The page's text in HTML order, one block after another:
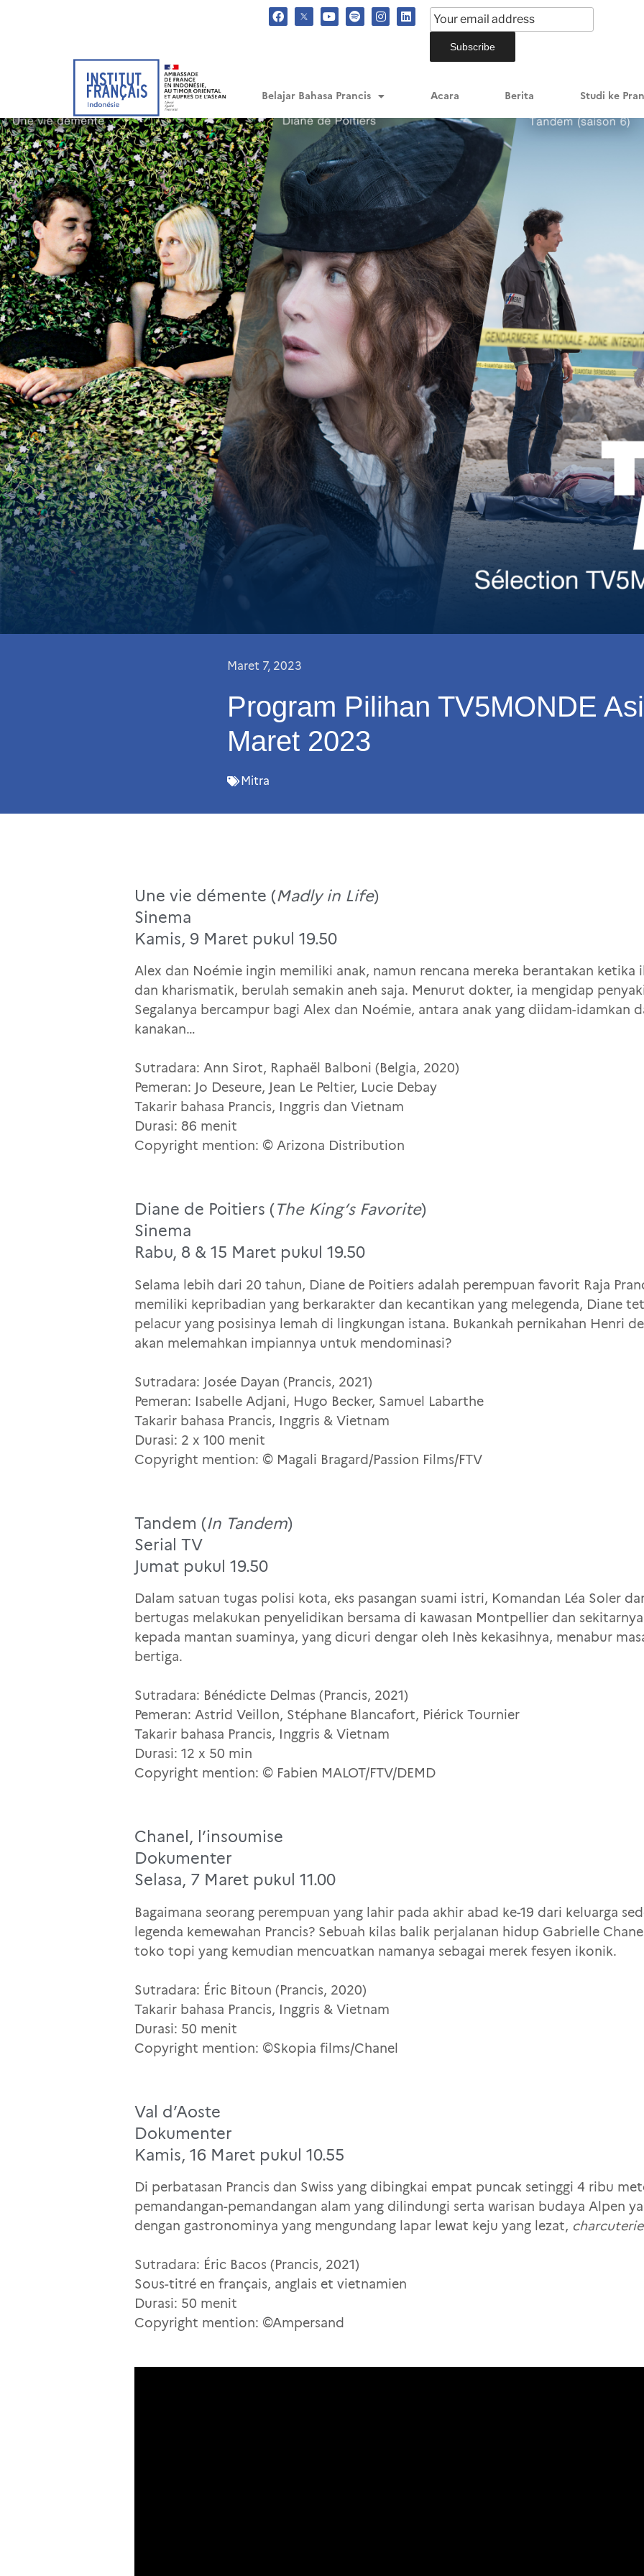
Belajar Bahasa Prancis Acara Berita Studi ke
Maret 7, 2023
Program Pilihan TV5MONDE
Maret 2023
Mitra
Une vie démente (Madly in Life)
Sinema
Kamis, 9 Maret pukul 19.50
Alex dan Noémie ingin memiliki anak, namun rencana mereka berantakan ketika
dan kharismatik, berulah semakin aneh saja. Menurut dokter, ia mengidap
Segalanya bercampur bagi Alex dan Noémie, antara anak yang diidam-idamkan
kanakan…
Sutradara: Ann Sirot, Raphaël Balboni (Belgia, 2020)
Pemeran: Jo Deseure, Jean Le Peltier, Lucie Debay
Takarir bahasa Prancis, Inggris dan Vietnam
Durasi: 86 menit
Copyright mention: © Arizona Distribution
Diane de Poitiers (The King’s Favorite)
Sinema
Rabu, 8 & 15 Maret pukul 19.50
Selama lebih dari 20 tahun, Diane de Poitiers adalah perempuan favorit Raja
memiliki kepribadian yang berkarakter dan kecantikan yang melegenda, Diane
pelacur yang posisinya lemah di lingkungan istana. Bukankah pernikahan Henri
akan melemahkan impiannya untuk mendominasi?
Sutradara: Josée Dayan (Prancis, 2021)
Pemeran: Isabelle Adjani, Hugo Becker, Samuel Labarthe
Takarir bahasa Prancis, Inggris & Vietnam
Durasi: 2 x 100 menit
Copyright mention: © Magali Bragard/Passion Films/FTV
Tandem (In Tandem)
Serial TV
Jumat pukul 19.50
Dalam satuan tugas polisi kota, eks pasangan suami istri, Komandan Léa Soler
bertugas melakukan penyelidikan bersama di kawasan Montpellier dan
kepada mantan suaminya, yang dicuri dengar oleh Inès kekasihnya, menabur
bertiga.
Sutradara: Bénédicte Delmas (Prancis, 2021)
Pemeran: Astrid Veillon, Stéphane Blancafort, Piérick Tournier
Takarir bahasa Prancis, Inggris & Vietnam
Durasi: 12 x 50 min
Copyright mention: © Fabien MALOT/FTV/DEMD
Chanel, l’insoumise
Dokumenter
Selasa, 7 Maret pukul 11.00
Bagaimana seorang perempuan yang lahir pada akhir abad ke-19 dari keluarga
legenda kemewahan Prancis? Sebuah kilas balik perjalanan hidup Gabrielle
toko topi yang kemudian mencuatkan namanya sebagai merek fesyen ikonik.
Sutradara: Éric Bitoun (Prancis, 2020)
Takarir bahasa Prancis, Inggris & Vietnam
Durasi: 50 menit
Copyright mention: ©Skopia films/Chanel
Val d’Aoste
Dokumenter
Kamis, 16 Maret pukul 10.55
Di perbatasan Prancis dan Swiss yang dibingkai empat puncak setinggi 4 ribu
pemandangan-pemandangan alam yang dilindungi serta warisan budaya Alpen
dengan gastronominya yang mengundang lapar lewat keju yang lezat,
Sutradara: Éric Bacos (Prancis, 2021)
Sous-titré en français, anglais et vietnamien
Durasi: 50 menit
Copyright mention: ©Ampersand